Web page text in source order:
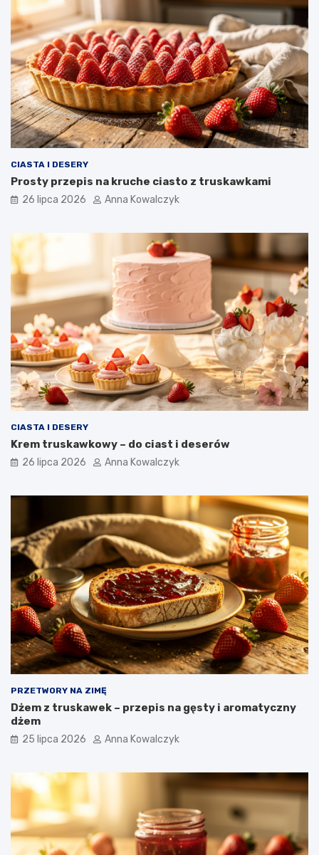
CIASTA I DESERY
Prosty przepis na kruche ciasto z truskawkami
26 lipca 2026 Anna Kowalczyk
CIASTA I DESERY
Krem truskawkowy – do ciast i deserów
26 lipca 2026 Anna Kowalczyk
PRZETWORY NA ZIMĘ
Dżem z truskawek – przepis na gęsty i aromatyczny
dżem
25 lipca 2026 Anna Kowalczyk